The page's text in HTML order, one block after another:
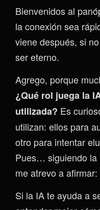
Bienvenidos al
la conexión sea
viene después, si
ser eterno.
Agrego, porque
¿Qué rol juega la
utilizada? Es
utilizan: ellos para
otro para intentar
Pues… siguiendo la
me atrevo a afirmar:
Si la IA te ayuda a